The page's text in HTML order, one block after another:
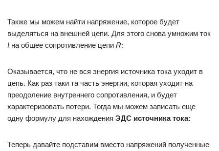
Также мы можем найти напряжение, которое будет
выделяться на внешней цепи. Для этого снова умножим ток
I на общее сопротивление цепи R:
Оказывается, что не вся энергия источника тока уходит в
цепь. Как раз таки та часть энергии, которая уходит на
преодоление внутреннего сопротивления, и будет
характеризовать потери. Тогда мы можем записать еще
одну формулу для нахождения ЭДС источника тока:
Теперь давайте подставим вместо напряжений полученные